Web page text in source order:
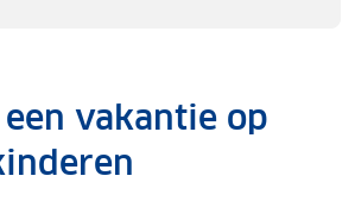
vakantie op